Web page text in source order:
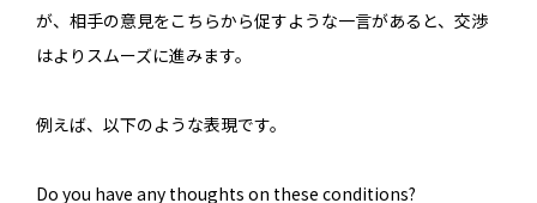
が、相手の意見をこちらから促すような一言があると、交渉
はよりスムーズに進みます。
例えば、以下のような表現です。
Do you have any thoughts on these conditions?